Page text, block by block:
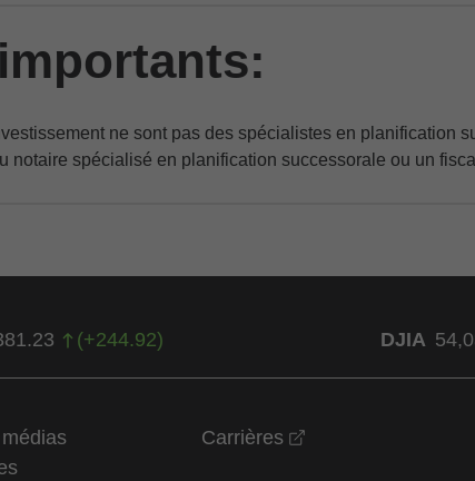
ne sont pas des spécialistes en planification
notaire spécialisé en planification successorale ou un
(+244.92) DJIA
Carrières